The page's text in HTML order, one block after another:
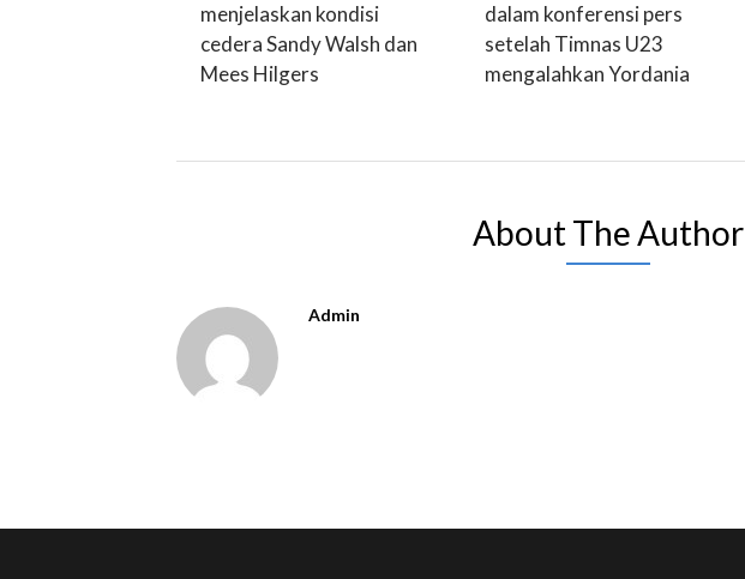
menjelaskan kondisi
cedera Sandy Walsh dan
Mees Hilgers
dalam konferensi pers
setelah Timnas U23
mengalahkan Yordania
About The Author
Admin